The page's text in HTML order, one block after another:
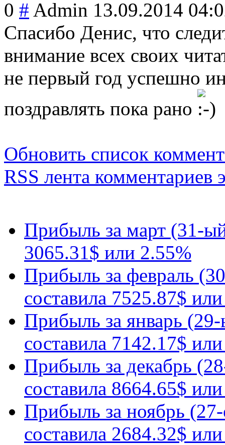
0 # Admin 13.09.2014
Спасибо Денис, что
внимание всех своих
не первый год успешно
поздравлять пока рано
Обновить список
RSS лента комментариев
Прибыль за март (31-
3065.31$ или 2.55%
Прибыль за февраль
составила 7525.87$
Прибыль за январь
составила 7142.17$
Прибыль за декабрь
составила 8664.65$
Прибыль за ноябрь
составила 2684.32$